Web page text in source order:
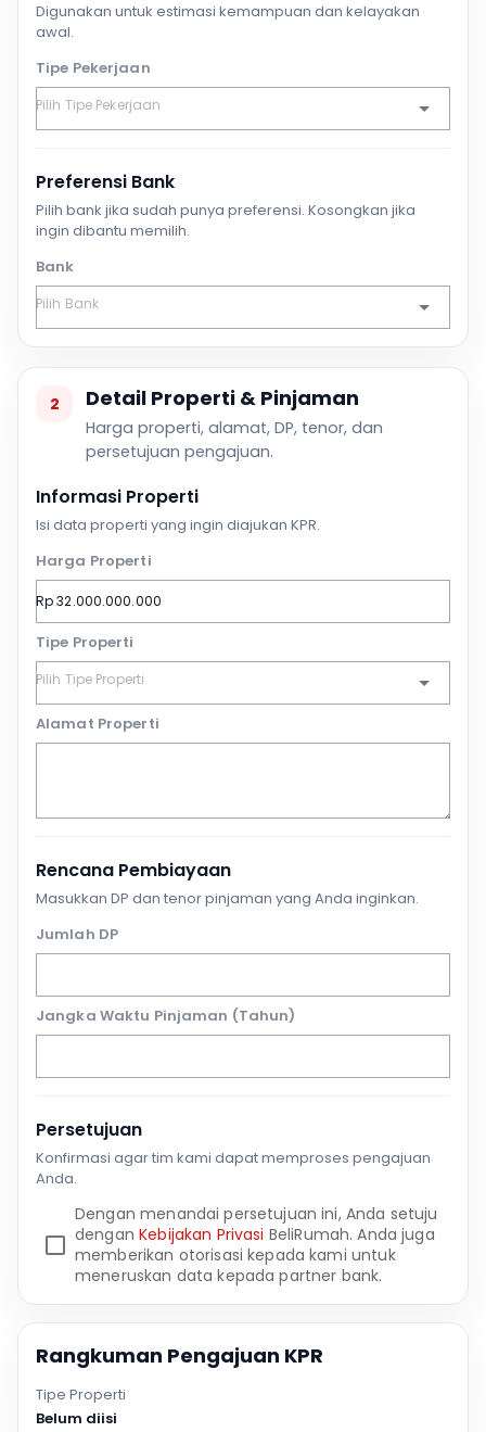
Digunakan untuk estimasi kemampuan dan kelayakan
awal.
Tipe Pekerjaan
Preferensi Bank
Pilih bank jika sudah punya preferensi. Kosongkan jika
ingin dibantu memilih.
Bank
2 Detail Properti & Pinjaman
Harga properti, alamat, DP, tenor, dan
persetujuan pengajuan.
Informasi Properti
Isi data properti yang ingin diajukan KPR.
Harga Properti
Tipe Properti
Alamat Properti
Rencana Pembiayaan
Masukkan DP dan tenor pinjaman yang Anda inginkan.
Jumlah DP
Jangka Waktu Pinjaman (Tahun)
Persetujuan
Konfirmasi agar tim kami dapat memproses pengajuan
Anda.
Dengan menandai persetujuan ini, Anda setuju
denganKebijakan Privasi BeliRumah. Anda juga
memberikan otorisasi kepada kami untuk
meneruskan data kepada partner bank.
Rangkuman Pengajuan KPR
Tipe Properti
Belum diisi